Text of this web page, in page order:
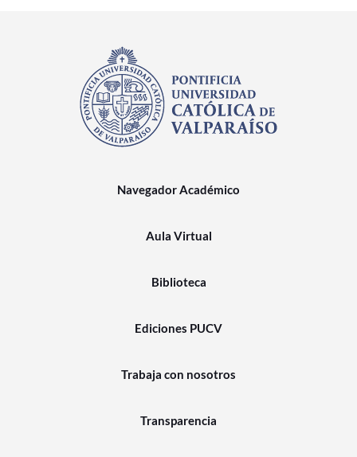
Navegador Académico
Aula Virtual
Biblioteca
Ediciones PUCV
Trabaja con nosotros
Transparencia